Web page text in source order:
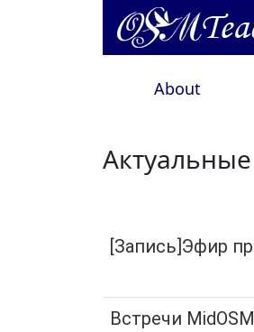
About
[Запись]Эфир
Встречи